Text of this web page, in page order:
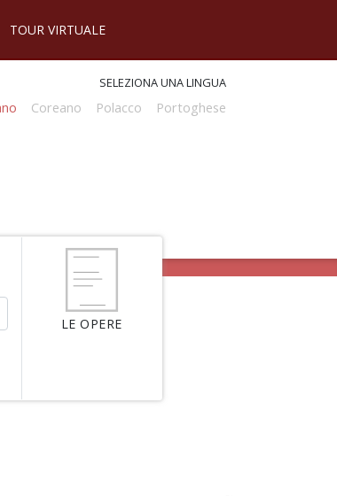
TOUR VIRTUALE
SELEZIONA UNA LINGUA
Coreano Polacco Portoghese
LE OPERE